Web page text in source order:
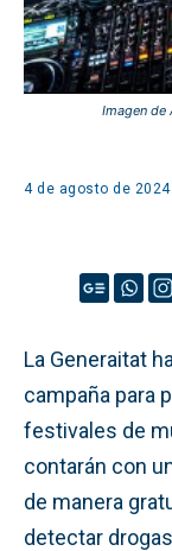
Imagen de
4 de agosto de 2024
La Generaitat
campaña para
festivales de
contarán con
de manera
detectar